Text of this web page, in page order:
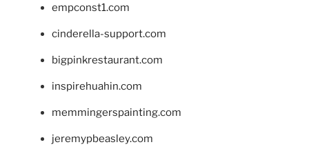
empconst1.com
cinderella-support.com
bigpinkrestaurant.com
inspirehuahin.com
memmingerspainting.com
jeremypbeasley.com